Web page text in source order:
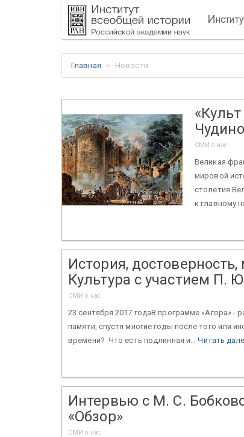
И
Главная Новости
СМИ о нас
Великая
мировой
столетия
к главному
История,
Культура с участием П.
СМИ о нас
23 сентября 2017 годаВ программе «Агора» -
памяти, спустя многие годы после того или
времени? Что есть подлинная и...Читать
Интервью с М. С.
«Обзор»
СМИ о нас